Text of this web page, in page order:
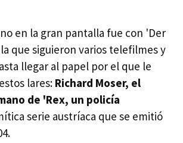
en la gran pantalla fue con 'Der
que siguieron varios telefilmes y
llegar al papel por el que le
lares: Richard Moser, el
de 'Rex, un policía
serie austríaca que se emitió